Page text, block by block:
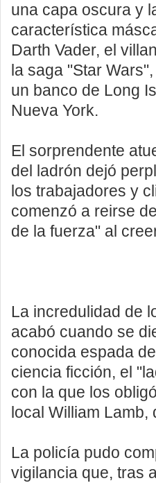
una capa oscura y
característica
Darth Vader, el
la saga "Star
un banco de Long
Nueva York.
El sorprendente
del ladrón dejó
los trabajadores y
comenzó a reirse
de la fuerza" al
La incredulidad de
acabó cuando se
conocida espada
ciencia ficción, el
con la que los
local William Lamb,
La policía pudo
vigilancia que, tras